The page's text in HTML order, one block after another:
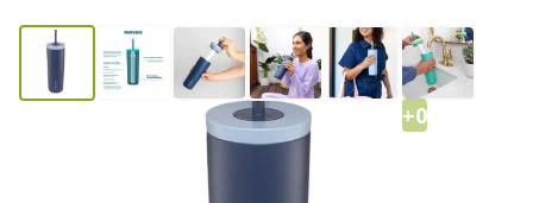
+0
LifeStraw Go Tumbler rvs
waterfilter Aegean-Sea